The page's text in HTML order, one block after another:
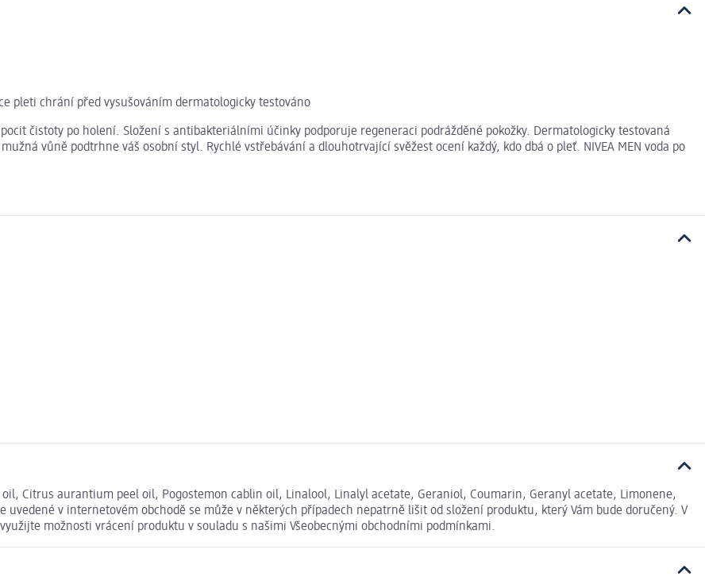
pleti chrání před vysušováním dermatologicky testováno
čistoty po holení. Složení s antibakteriálními účinky podporuje regeneraci podrážděné pokožky. Dermatologicky testovaná
vůně podtrhne váš osobní styl. Rychlé vstřebávání a dlouhotrvající svěžest ocení každý, kdo dbá o pleť. NIVEA MEN voda po
Citrus aurantium peel oil, Pogostemon cablin oil, Linalool, Linalyl acetate, Geraniol, Coumarin, Geranyl acetate, Limonene,
v internetovém obchodě se může v některých případech nepatrně lišit od složení produktu, který Vám bude doručený. V
možnosti vrácení produktu v souladu s našimi Všeobecnými obchodními podmínkami.